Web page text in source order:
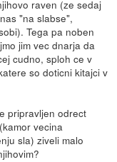
raven (ze sedaj
"na slabse",
Tega pa noben
jim vec dnarja da
cudno, sploh ce v
so doticni kitajci v
pripravljen odrect
vecina
sla) ziveli malo